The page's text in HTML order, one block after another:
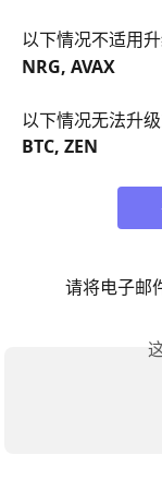
以下情况不适用升
NRG, AVAX
以下情况无法升级
BTC, ZEN
请将电子邮